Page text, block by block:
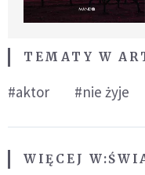
TEMATY W
#aktor #nie żyje
WIĘCEJ W: